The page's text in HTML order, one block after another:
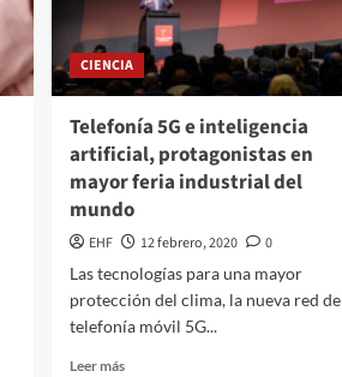
CIENCIA
Telefonía 5G e inteligencia
artificial, protagonistas en
mayor feria industrial del
mundo
EHF 12 febrero, 2020
0
Las tecnologías para una mayor
protección del clima, la nueva red de
telefonía móvil 5G...
Leer más